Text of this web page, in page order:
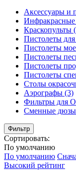
Аксессуары и
Краскопульты
Пистолеты
Пистолеты
Пистолеты
Пистолеты
Пистолеты
Столы
Аэрографы (3)
Фильтры для
Сменные дюзы
Фильтр
Сортировать:
По умолчанию
По умолчанию
Высокий рейтинг